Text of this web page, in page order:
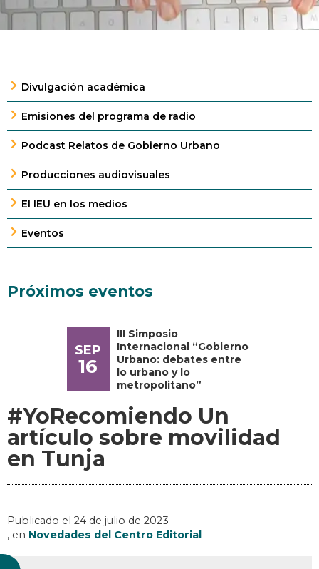
Divulgación académica
Emisiones del programa de radio
Podcast Relatos de Gobierno Urbano
Producciones audiovisuales
El IEU en los medios
Eventos
Próximos eventos
SEP
16
III Simposio
Internacional “Gobierno
Urbano: debates entre
lo urbano y lo
metropolitano”
#YoRecomiendo Un
artículo sobre movilidad
en Tunja
Publicado el 24 de julio de 2023
, en Novedades del Centro Editorial